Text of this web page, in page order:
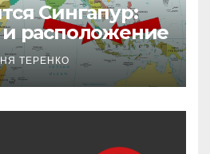
Сингапур:
расположение
ТЕРЕНКО